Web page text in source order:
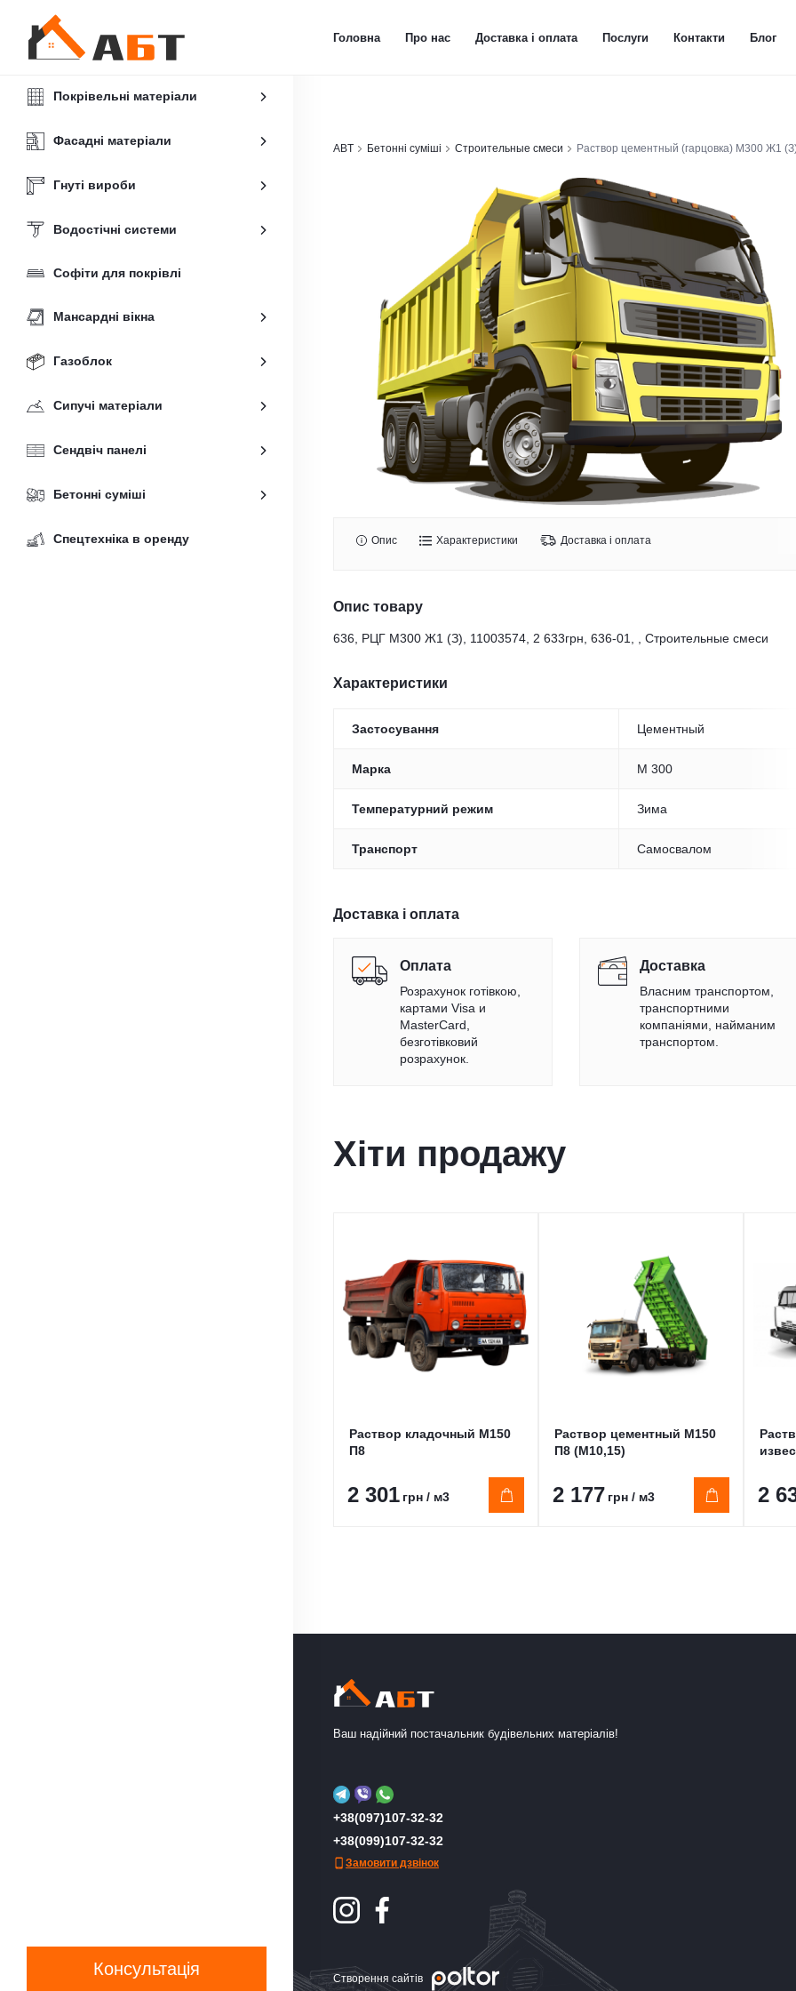
Головна Про нас Доставка і оплата Послуги Контакти Блог
Покрівельні матеріали
Фасадні матеріали
Гнуті вироби
Водостічні системи
Софіти для покрівлі
Мансардні вікна
Газоблок
Сипучі матеріали
Сендвіч панелі
Бетонні суміші
Спецтехніка в оренду
Консультація
ABT Бетонні суміші Строительные смеси Раствор цементный (гарцовка) М300 Ж1
Опис
Характеристики Доставка і оплата
Опис товару
636, РЦГ М300 Ж1 (З), 11003574, 2 633грн, 636-01, , Строительные смеси
Характеристики
Застосування Цементный
Марка M 300
Температурний режим Зима
Транспорт Самосвалом
Доставка і оплата
Оплата
Розрахунок готівкою,
картами Visa и
MasterCard,
безготівковий
розрахунок.
Доставка
Власним транспортом,
транспортними
компаніями, найманим
транспортом.
Хіти продажу
Раствор кладочный М150
П8
2 301 грн / м3
Раствор цементный М150
П8 (М10,15)
2 177 грн / м3 2
Ваш надійний постачальник будівельних матеріалів!
+38(097)107-32-32
+38(099)107-32-32
Замовити дзвінок
Створення сайтів